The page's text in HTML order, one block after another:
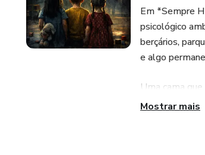
Em *Sempre
psicológico
berçários,
e algo
Uma cama
Mostrar mais